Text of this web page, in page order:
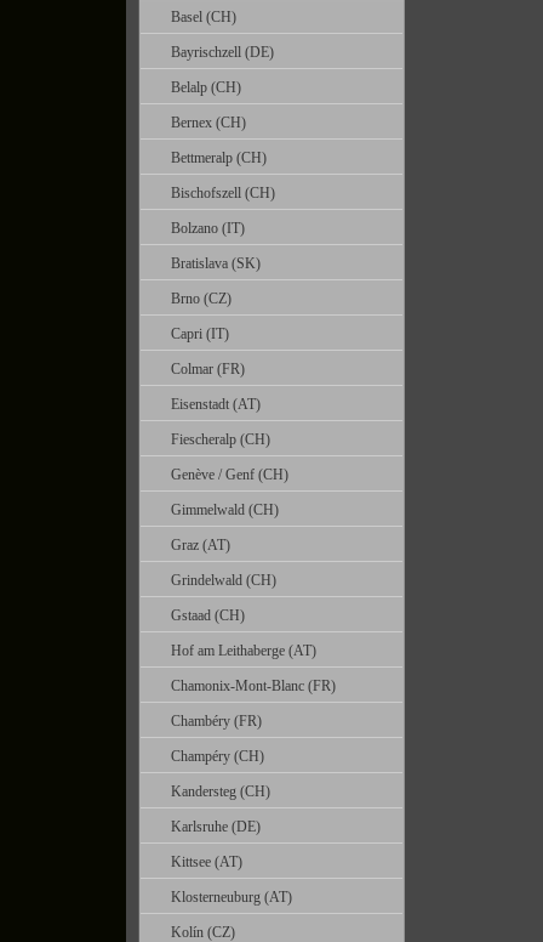
Basel (CH)
Bayrischzell (DE)
Belalp (CH)
Bernex (CH)
Bettmeralp (CH)
Bischofszell (CH)
Bolzano (IT)
Bratislava (SK)
Brno (CZ)
Capri (IT)
Colmar (FR)
Eisenstadt (AT)
Fiescheralp (CH)
Genève / Genf (CH)
Gimmelwald (CH)
Graz (AT)
Grindelwald (CH)
Gstaad (CH)
Hof am Leithaberge (AT)
Chamonix-Mont-Blanc (FR)
Chambéry (FR)
Champéry (CH)
Kandersteg (CH)
Karlsruhe (DE)
Kittsee (AT)
Klosterneuburg (AT)
Kolín (CZ)